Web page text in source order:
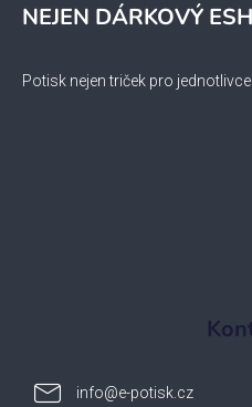
NEJEN DÁRKOVÝ
Potisk nejen triček pro jednotlivce
info@e-potisk.cz